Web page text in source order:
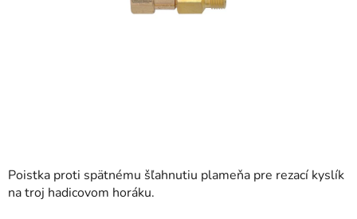
Poistka proti spätnému šľahnutiu plameňa pre rezací kyslík
na troj hadicovom horáku.